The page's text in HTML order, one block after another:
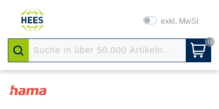
exkl. MwSt
0